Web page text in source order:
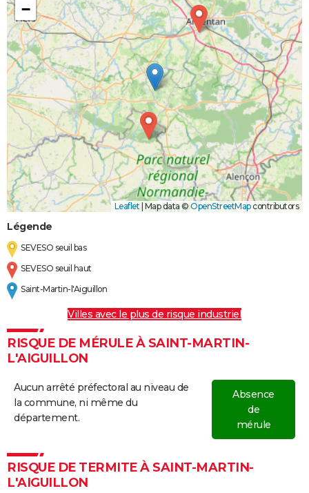
−
Leaflet Map data ©OpenStreetMapcontributors
Légende
SEVESO seuil bas
SEVESO seuil haut
Saint-Martin-l'Aiguillon
Villes avec le plus de risque industriel
RISQUE DE MÉRULE À SAINT-MARTIN-
L'AIGUILLON
Aucun arrêté préfectoral au niveau de
la commune, ni même du
département.
Absence
de
mérule
RISQUE DE TERMITE À SAINT-MARTIN-
L'AIGUILLON